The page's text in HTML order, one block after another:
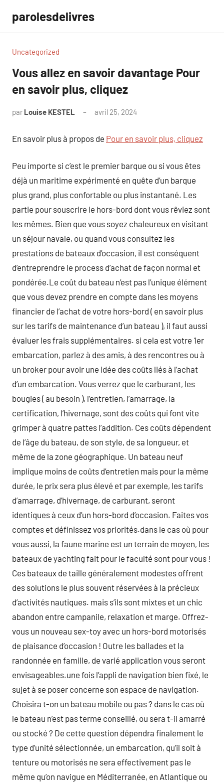
contenu
parolesdelivres
Uncategorized
Vous allez en savoir davantage Pour
en savoir plus, cliquez
par Louise KESTEL avril 25, 2024
En savoir plus à propos de Pour en savoir plus, cliquez
Peu importe si c’est le premier barque ou si vous êtes
déjà un maritime expérimenté en quête d’un barque
plus grand, plus confortable ou plus instantané. Les
partie pour souscrire le hors-bord dont vous rêviez sont
les mêmes. Bien que vous soyez chaleureux en visitant
un séjour navale, ou quand vous consultez les
prestations de bateaux d’occasion, il est conséquent
d’entreprendre le process d’achat de façon normal et
pondérée.Le coût du bateau n’est pas l’unique élément
que vous devez prendre en compte dans les moyens
financier de l’achat de votre hors-bord ( en savoir plus
sur les tarifs de maintenance d’un bateau ), il faut aussi
évaluer les frais supplémentaires. si cela est votre 1er
embarcation, parlez à des amis, à des rencontres ou à
un broker pour avoir une idée des coûts liés à l’achat
d’un embarcation. Vous verrez que le carburant, les
bougies ( au besoin ), l’entretien, l’amarrage, la
certification, l’hivernage, sont des coûts qui font vite
grimper à quatre pattes l’addition. Ces coûts dépendent
de l’âge du bateau, de son style, de sa longueur, et
même de la zone géographique. Un bateau neuf
implique moins de coûts d’entretien mais pour la même
durée, le prix sera plus élevé et par exemple, les tarifs
d’amarrage, d’hivernage, de carburant, seront
identiques à ceux d’un hors-bord d’occasion. Faites vos
comptes et définissez vos priorités.dans le cas où pour
vous aussi, la faune marine est un terrain de moyen, les
bateaux de yachting fait pour le faculté sont pour vous !
Ces bateaux de taille généralement modestes offrent
des solutions le plus souvent réservées à la précieux
d’activités nautiques. mais s’ils sont mixtes et un chic
abandon entre campanile, relaxation et marge. Offrez-
vous un nouveau sex-toy avec un hors-bord motorisés
de plaisance d’occasion ! Outre les ballades et la
randonnée en famille, de varié application vous seront
envisageables.une fois l’appli de navigation bien fixé, le
sujet à se poser concerne son espace de navigation.
Choisira t-on un bateau mobile ou pas ? dans le cas où
le bateau n’est pas terme conseillé, ou sera t-il amarré
ou stocké ? De cette question dépendra finalement le
type d’unité sélectionnée, un embarcation, qu’il soit à
tenture ou motorisés ne sera effectivement pas le
même qu’on navigue en Méditerranée, en Atlantique ou